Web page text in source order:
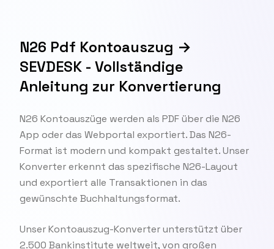
N26 Pdf Kontoauszug →
SEVDESK - Vollständige
Anleitung zur Konvertierung
N26 Kontoauszüge werden als PDF über die N26
App oder das Webportal exportiert. Das N26-
Format ist modern und kompakt gestaltet. Unser
Konverter erkennt das spezifische N26-Layout
und exportiert alle Transaktionen in das
gewünschte Buchhaltungsformat.
Unser Kontoauszug-Konverter unterstützt über
2.500 Bankinstitute weltweit, von großen